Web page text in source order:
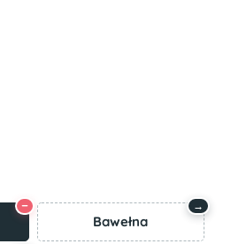
−
Bawełna
→